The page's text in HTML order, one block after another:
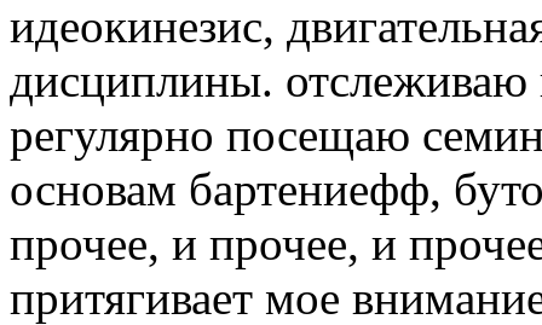
идеокинезис,
дисциплины. отслеживаю
регулярно посещаю
основам бартениефф,
прочее, и прочее, и
притягивает мое